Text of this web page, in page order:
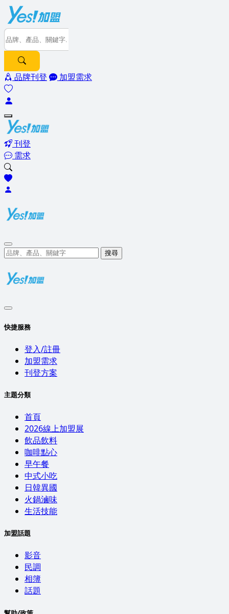
品牌刊登 加盟需求
刊登
需求
搜尋
快捷服務
登入/註冊
加盟需求
刊登方案
主題分類
首頁
2026線上加盟展
飲品飲料
咖啡點心
早午餐
中式小吃
日韓異國
火鍋滷味
生活技能
加盟話題
影音
民調
相簿
話題